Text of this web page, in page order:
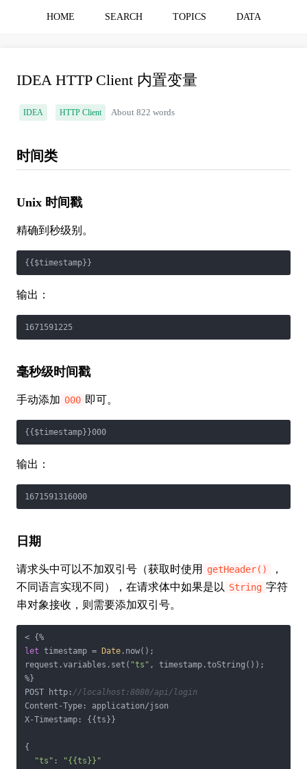
HOME SEARCH TOPICS DATA
IDEA HTTP Client 内置变量
IDEA HTTP Client About 822 words
时间类
Unix 时间戳
精确到秒级别。
{{$timestamp}}
输出：
1671591225
毫秒级时间戳
手动添加 000 即可。
{{$timestamp}}000
输出：
1671591316000
日期
请求头中可以不加双引号（获取时使用 getHeader()
，
不同语言实现不同），在请求体中如果是以 String 字符
串对象接收，则需要添加双引号。
let timestamp = Date .now();
request.variables.set( "ts" , timestamp.toString());
%}
POST http: //localhost:8080/api/login
Content-Type: application/json
X-Timestamp: {{ts}}
{
"ts" :
"{{ts}}"